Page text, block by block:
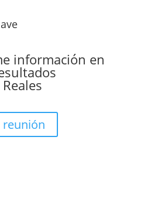
información en
Reales
reunión